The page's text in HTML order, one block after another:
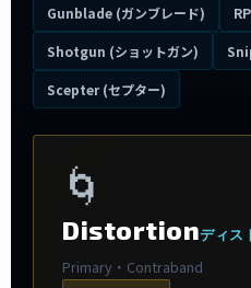
Gunblade (ガンブレード)
Shotgun (ショットガン)
Scepter (セプター)
🌀
Distortionディス
Primary・Contraband